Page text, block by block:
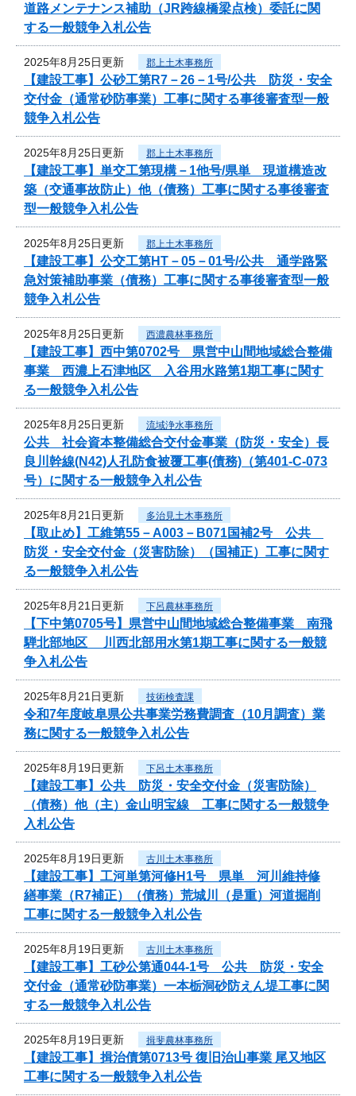
道路メンテナンス補助（JR跨線橋梁点検）委託に関
する一般競争入札公告
2025年8月25日更新 郡上土木事務所
【建設工事】公砂工第R7－26－1号/公共 防災・安全
交付金（通常砂防事業）工事に関する事後審査型一般
競争入札公告
2025年8月25日更新 郡上土木事務所
【建設工事】単交工第現構－1他号/県単 現道構造改
築（交通事故防止）他（債務）工事に関する事後審査
型一般競争入札公告
2025年8月25日更新 郡上土木事務所
【建設工事】公交工第HT－05－01号/公共 通学路緊
急対策補助事業（債務）工事に関する事後審査型一般
競争入札公告
2025年8月25日更新 西濃農林事務所
【建設工事】西中第0702号 県営中山間地域総合整備
事業 西濃上石津地区 入谷用水路第1期工事に関す
る一般競争入札公告
2025年8月25日更新 流域浄水事務所
公共 社会資本整備総合交付金事業（防災・安全）長
良川幹線(N42)人孔防食被覆工事(債務)（第401-C-073
号）に関する一般競争入札公告
2025年8月21日更新 多治見土木事務所
【取止め】工維第55－A003－B071国補2号 公共
防災・安全交付金（災害防除）（国補正）工事に関す
る一般競争入札公告
2025年8月21日更新 下呂農林事務所
【下中第0705号】県営中山間地域総合整備事業 南飛
騨北部地区 川西北部用水第1期工事に関する一般競
争入札公告
2025年8月21日更新 技術検査課
令和7年度岐阜県公共事業労務費調査（10月調査）業
務に関する一般競争入札公告
2025年8月19日更新 下呂土木事務所
【建設工事】公共 防災・安全交付金（災害防除）
（債務）他（主）金山明宝線 工事に関する一般競争
入札公告
2025年8月19日更新 古川土木事務所
【建設工事】工河単第河修H1号 県単 河川維持修
繕事業（R7補正）（債務）荒城川（是重）河道掘削
工事に関する一般競争入札公告
2025年8月19日更新 古川土木事務所
【建設工事】工砂公第通044-1号 公共 防災・安全
交付金（通常砂防事業）一本栃洞砂防えん堤工事に関
する一般競争入札公告
2025年8月19日更新 揖斐農林事務所
【建設工事】揖治債第0713号 復旧治山事業 尾又地区
工事に関する一般競争入札公告